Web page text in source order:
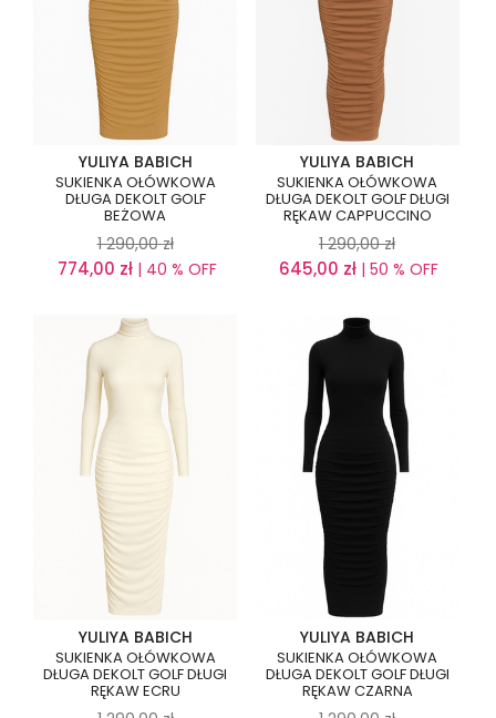
YULIYA BABICH
SUKIENKA OŁÓWKOWA
DŁUGA DEKOLT GOLF
BEŻOWA
1 290,00 zł
774,00 zł| 40 % OFF
YULIYA BABICH
SUKIENKA OŁÓWKOWA
DŁUGA DEKOLT GOLF DŁUGI
RĘKAW CAPPUCCINO
1 290,00 zł
645,00 zł | 50 % OFF
YULIYA BABICH
SUKIENKA OŁÓWKOWA
DŁUGA DEKOLT GOLF DŁUGI
RĘKAW ECRU
YULIYA BABICH
SUKIENKA OŁÓWKOWA
DŁUGA DEKOLT GOLF DŁUGI
RĘKAW CZARNA